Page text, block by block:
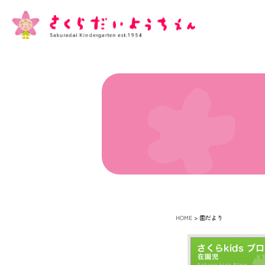
HOME > 園だより